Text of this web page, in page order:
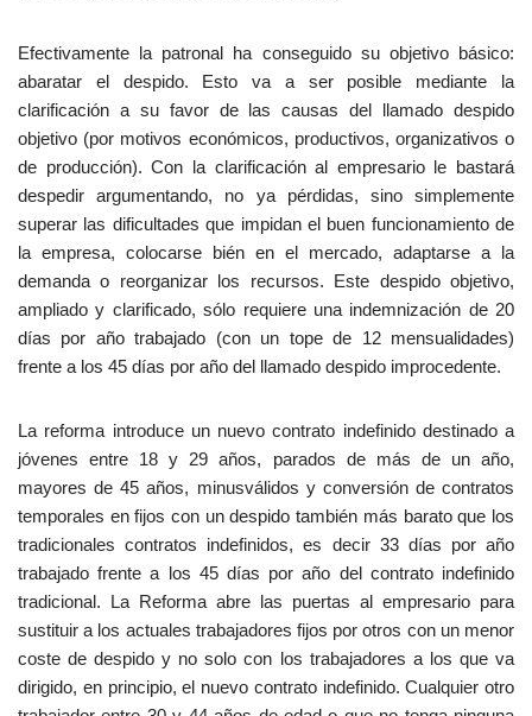
Efectivamente la patronal ha conseguido su objetivo básico:
abaratar el despido. Esto va a ser posible mediante la
clarificación a su favor de las causas del llamado despido
objetivo (por motivos económicos, productivos, organizativos o
de producción). Con la clarificación al empresario le bastará
despedir argumentando, no ya pérdidas, sino simplemente
superar las dificultades que impidan el buen funcionamiento de
la empresa, colocarse bién en el mercado, adaptarse a la
demanda o reorganizar los recursos. Este despido objetivo,
ampliado y clarificado, sólo requiere una indemnización de 20
días por año trabajado (con un tope de 12 mensualidades)
frente a los 45 días por año del llamado despido improcedente.
La reforma introduce un nuevo contrato indefinido destinado a
jóvenes entre 18 y 29 años, parados de más de un año,
mayores de 45 años, minusválidos y conversión de contratos
temporales en fijos con un despido también más barato que los
tradicionales contratos indefinidos, es decir 33 días por año
trabajado frente a los 45 días por año del contrato indefinido
tradicional. La Reforma abre las puertas al empresario para
sustituir a los actuales trabajadores fijos por otros con un menor
coste de despido y no solo con los trabajadores a los que va
dirigido, en principio, el nuevo contrato indefinido. Cualquier otro